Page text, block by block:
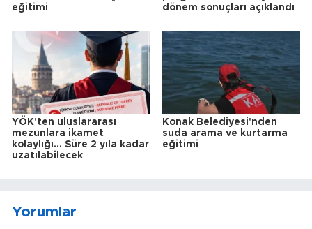
eğitimi
dönem sonuçları açıklandı
YÖK'ten uluslararası
mezunlara ikamet
kolaylığı... Süre 2 yıla kadar
uzatılabilecek
Konak Belediyesi'nden
suda arama ve kurtarma
eğitimi
Yorumlar